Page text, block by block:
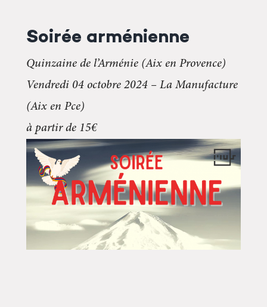
Soirée arménienne
Quinzaine de l’Arménie (Aix en Provence)
Vendredi 04 octobre 2024 – La Manufacture
(Aix en Pce)
à partir de 15€